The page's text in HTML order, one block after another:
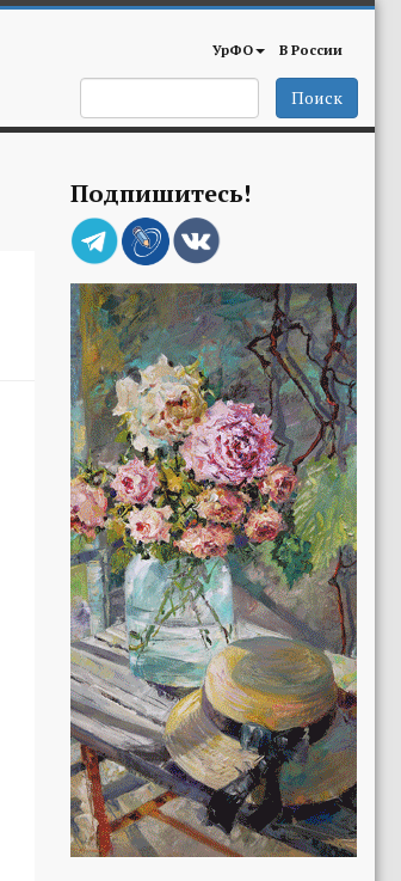
УрФО В России
Поиск
Подпишитесь!